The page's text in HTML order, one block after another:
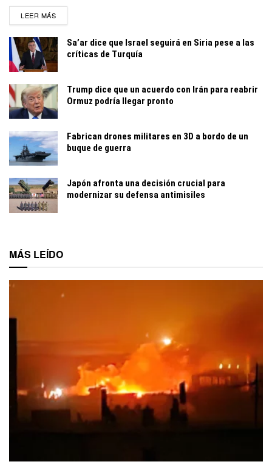
LEER MÁSDETAILS
Sa’ar dice que Israel seguirá en Siria pese a las
críticas de Turquía
Trump dice que un acuerdo con Irán para reabrir
Ormuz podría llegar pronto
Fabrican drones militares en 3D a bordo de un
buque de guerra
Japón afronta una decisión crucial para
modernizar su defensa antimisiles
MÁS LEÍDO